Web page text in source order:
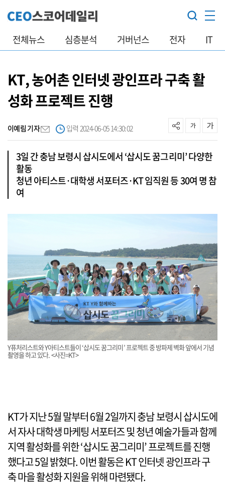
전체뉴스 심층분석 거버넌스 전자 IT
KT, 농어촌 인터넷 광인프라 구축 활
성화 프로젝트 진행
이예림 기자 입력 2024-06-05 14:30:02
3일 간 충남 보령시 삽시도에서 ‘삽시도 꿈그리미’ 다양한
활동
청년 아티스트·대학생 서포터즈·KT 임직원 등 30여 명 참
여
Y퓨처리스트와 Y아티스트들이 ‘삽시도 꿈그리미’ 프로젝트 중 방파제 벽화 앞에서 기념
촬영을 하고 있다. <사진=KT>
KT가 지난 5월 말부터 6월 2일까지 충남 보령시 삽시도에
서 자사 대학생 마케팅 서포터즈 및 청년 예술가들과 함께
지역 활성화를 위한 ‘삽시도 꿈그리미’ 프로젝트를 진행
했다고 5일 밝혔다. 이번 활동은 KT 인터넷 광인프라 구
축 마을 활성화 지원을 위해 마련됐다.